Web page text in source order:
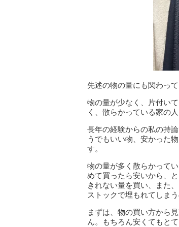
先述の物の量にも関わっ
物の量が少なく、片付い
く、散らかっている家の
長年の経験からの私の持
うでもいい物、安かった
す。
物の量が多く散らかって
めて買ったら安いから、
きれない量を買い、また
ストックで埋もれてしまう
まずは、物の買い方から
ん。もちろん安くてもと